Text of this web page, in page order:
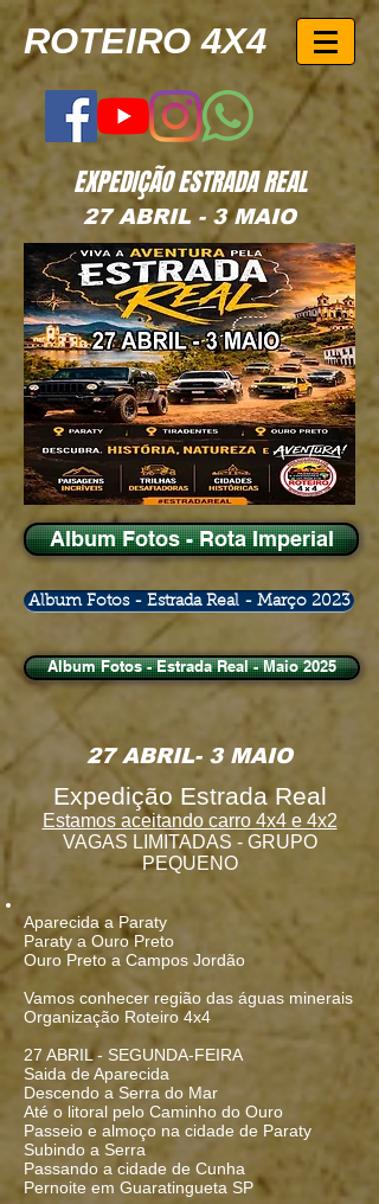
ROTEIRO 4X4
EXPEDIÇÃO ESTRADA REAL
27 ABRIL - 3 MAIO
Album Fotos - Rota Imperial
Album Fotos - Estrada Real - Março 2023
Album Fotos - Estrada Real - Maio 2025
27 ABRIL- 3 MAIO
Expedição Estrada Real
Estamos aceitando carro 4x4 e 4x2
VAGAS LIMITADAS - GRUPO
PEQUENO
Aparecida a Paraty
Paraty a Ouro Preto
Ouro Preto a Campos Jordão
Vamos conhecer região das águas minerais
Organização Roteiro 4x4
️27 ABRIL - SEGUNDA-FEIRA
Saida de Aparecida
Descendo a Serra do Mar
Até o litoral pelo Caminho do Ouro
Passeio e almoço na cidade de Paraty
Subindo a Serra
Passando a cidade de Cunha
Pernoite em Guaratingueta SP